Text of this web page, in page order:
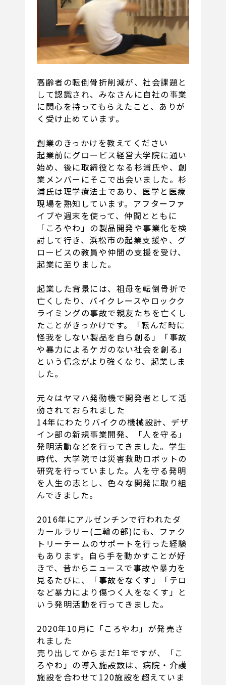
高齢者の転倒骨折削減が、社会課題と
して認識され、みなさんに自社の事業
に関心を持ってもらえたこと、ありが
く受け止めています。
創業のきっかけを教えてください
起業前にグロービス経営大学院に通い
始め、後に取締役となる杉浦氏や、創
業メンバーにそこで出会いました。杉
浦氏は理学療法士であり、医学と医療
現場を熟知しています。アフターファ
イブや週末を使って、仲間とともに
「ころやわ」の製品開発や事業化を検
討して行き、浜松市の起業支援や、グ
ロービスの教員や仲間の支援を受け、
起業に至りました。
起業した背景には、祖母を転倒骨折で
亡くしたり、バイクレースやロックク
ライミングの事故で親友たちを亡くし
たことがきっかけです。「転んだ時に
怪我をしない製品を自ら創る」「事故
や暴力によるケガのない社会を創る」
という信念がより強くなり、起業しま
した。
元々はヤマハ発動機で開発者として活
動されておられました
14年にわたりバイクの機械設計、デザ
イン部の新規事業開発、「人を守る」
発明活動などを行ってきました。学生
時代、大学院では災害救助ロボットの
研究を行っていました。人を守る発明
を人生の志とし、色々な開発に取り組
んできました。
2016年にアルゼンチンで行われたダ
カールラリー(二輪の部)にも、ファク
トリーチームのサポートを行った経験
もあります。自ら手を動かすことが好
きで、昔からニュースで事故や暴力を
見るたびに、「事故をなくす」「テロ
など暴力により傷つく人をなくす」と
いう発明活動を行ってきました。
2020年10月に「ころやわ」が発売さ
れました
売り出してからまだ1年ですが、「こ
ろやわ」の導入施設数は、病院・介護
施設を合わせて120施設を超えていま